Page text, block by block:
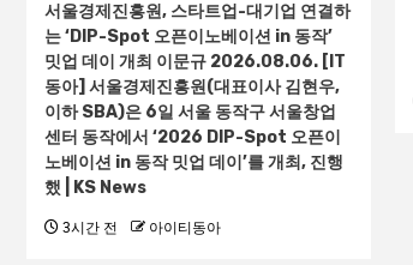
서울경제진흥원, 스타트업-대기업 연결하
는 ‘DIP-Spot 오픈이노베이션 in 동작’
밋업 데이 개최 이문규 2026.08.06. [IT
동아] 서울경제진흥원(대표이사 김현우,
이하 SBA)은 6일 서울 동작구 서울창업
센터 동작에서 ‘2026 DIP-Spot 오픈이
노베이션 in 동작 밋업 데이’를 개최, 진행
했 | KS News
3시간 전 아이티동아